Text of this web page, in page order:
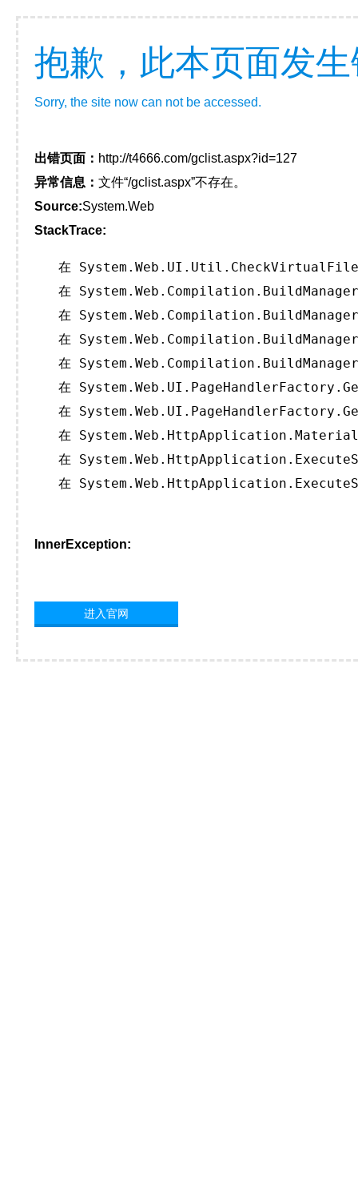
抱歉，此本页面发
Sorry, the site now can not be accessed.
出错页面： http://t4666.com/gclist.aspx?id=127
异常信息： 文件“/gclist.aspx”不存在。
Source:System.Web
StackTrace:
在
在
在
在
在
在
在
在
在
在
InnerException:
进入官网